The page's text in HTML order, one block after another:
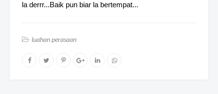
la derrr...Baik pun biar la bertempat...
luahan perasaan